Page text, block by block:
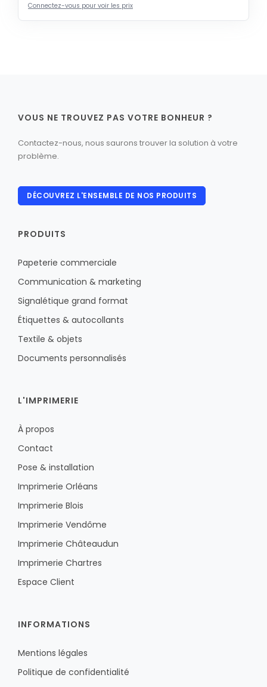
Connectez-vous pour voir les prix
VOUS NE TROUVEZ PAS VOTRE BONHEUR ?
Contactez-nous, nous saurons trouver la solution à votre
problème.
DÉCOUVREZ L'ENSEMBLE DE NOS PRODUITS
PRODUITS
Papeterie commerciale
Communication & marketing
Signalétique grand format
Étiquettes & autocollants
Textile & objets
Documents personnalisés
L'IMPRIMERIE
À propos
Contact
Pose & installation
Imprimerie Orléans
Imprimerie Blois
Imprimerie Vendôme
Imprimerie Châteaudun
Imprimerie Chartres
Espace Client
INFORMATIONS
Mentions légales
Politique de confidentialité